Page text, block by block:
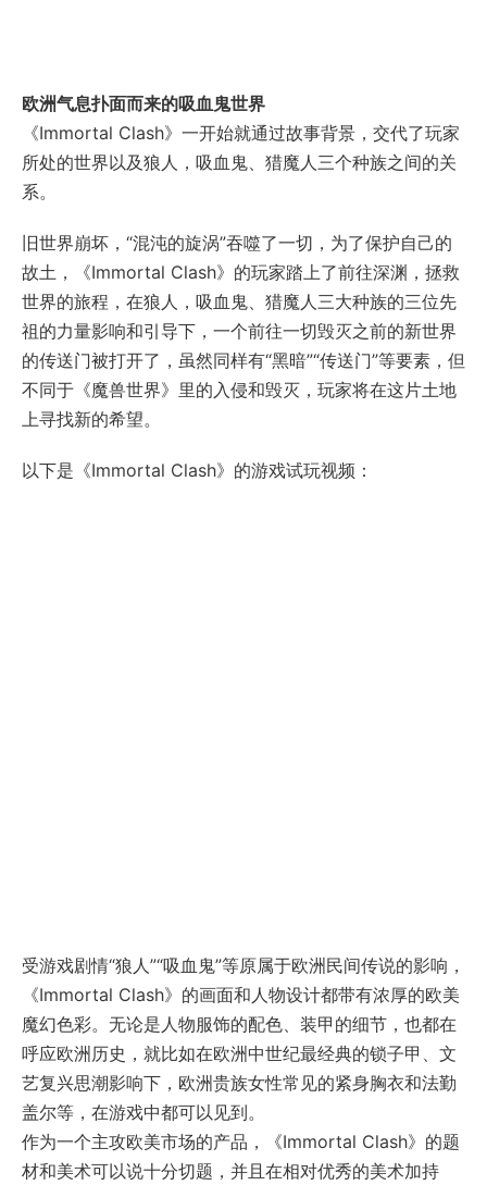
欧洲气息扑面而来的吸血鬼世界
《Immortal Clash》一开始就通过故事背景，交代了玩家
所处的世界以及狼人，吸血鬼、猎魔人三个种族之间的关
系。
旧世界崩坏，“混沌的旋涡”吞噬了一切，为了保护自己的
故土，《Immortal Clash》的玩家踏上了前往深渊，拯救
世界的旅程，在狼人，吸血鬼、猎魔人三大种族的三位先
祖的力量影响和引导下，一个前往一切毁灭之前的新世界
的传送门被打开了，虽然同样有“黑暗”“传送门”等要素，但
不同于《魔兽世界》里的入侵和毁灭，玩家将在这片土地
上寻找新的希望。
以下是《Immortal Clash》的游戏试玩视频：
受游戏剧情“狼人”“吸血鬼”等原属于欧洲民间传说的影响，
《Immortal Clash》的画面和人物设计都带有浓厚的欧美
魔幻色彩。无论是人物服饰的配色、装甲的细节，也都在
呼应欧洲历史，就比如在欧洲中世纪最经典的锁子甲、文
艺复兴思潮影响下，欧洲贵族女性常见的紧身胸衣和法勤
盖尔等，在游戏中都可以见到。
作为一个主攻欧美市场的产品，《Immortal Clash》的题
材和美术可以说十分切题，并且在相对优秀的美术加持